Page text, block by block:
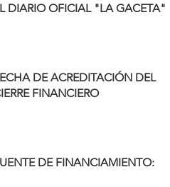
DIARIO OFICIAL "LA GACETA"
DE ACREDITACIÓN DEL
FINANCIERO
DE FINANCIAMIENTO: